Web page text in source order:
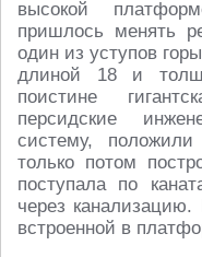
высокой
пришлось менять
один из уступов
длиной 18 и
поистине
персидские
систему, положили
только потом
поступала по
через
встроенной в